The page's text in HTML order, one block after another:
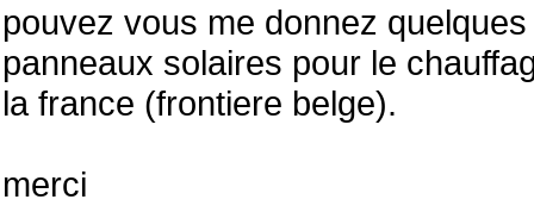
pouvez vous me donnez
panneaux solaires pour le
la france (frontiere belge).
merci